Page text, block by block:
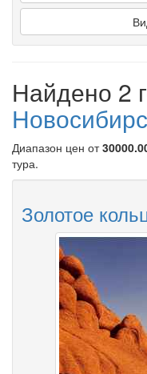
Найдено 2
Диапазон цен от
тура.
Золотое